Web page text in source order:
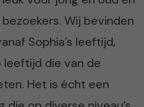
Wij bevinden
Sophia’s leeftijd,
leeftijd die van de
Het is écht een